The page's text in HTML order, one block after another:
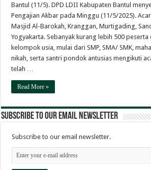
Bantul (11/5). DPD LDII Kabupaten Bantul
Pengajian Akbar pada Minggu (11/5/2025).
Masjid Al-Barokah, Kranggan, Murtigading,
Yogyakarta. Sebanyak kurang lebih 500
kelompok usia, mulai dari SMP, SMA/ SMK,
nikah, serta santri pondok antusias mengikuti
telah …
Read More »
Subscribe to our email newsletter
Subscribe to our email newsletter.